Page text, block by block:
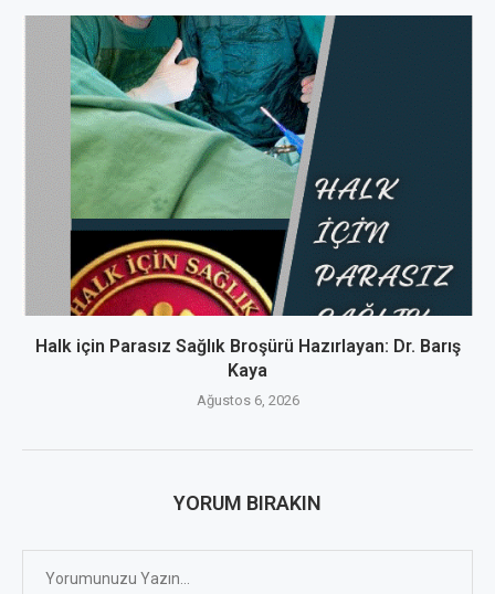
Halk için Parasız Sağlık Broşürü Hazırlayan: Dr. Barış
Kaya
Ağustos 6, 2026
YORUM BIRAKIN